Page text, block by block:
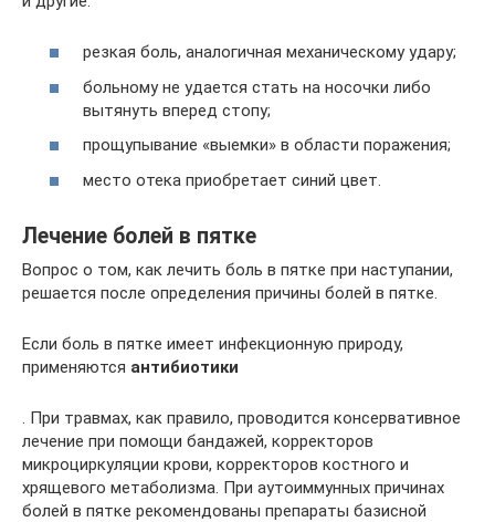
резкая боль, аналогичная механическому удару;
больному не удается стать на носочки либо
вытянуть вперед стопу;
прощупывание «выемки» в области поражения;
место отека приобретает синий цвет.
Лечение болей в пятке
Вопрос о том, как лечить боль в пятке при наступании,
решается после определения причины болей в пятке.
Если боль в пятке имеет инфекционную природу,
применяются антибиотики
. При травмах, как правило, проводится консервативное
лечение при помощи бандажей, корректоров
микроциркуляции крови, корректоров костного и
хрящевого метаболизма. При аутоиммунных причинах
болей в пятке рекомендованы препараты базисной